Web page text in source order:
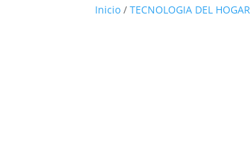
Inicio /TECNOLOGIA DEL HOGAR